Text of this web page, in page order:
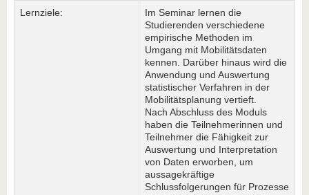
Lernziele:
Im Seminar lernen die
Studierenden verschiedene
empirische Methoden im
Umgang mit Mobilitätsdaten
kennen. Darüber hinaus wird die
Anwendung und Auswertung
statistischer Verfahren in der
Mobilitätsplanung vertieft.
Nach Abschluss des Moduls
haben die Teilnehmerinnen und
Teilnehmer die Fähigkeit zur
Auswertung und Interpretation
von Daten erworben, um
aussagekräftige
Schlussfolgerungen für Prozesse